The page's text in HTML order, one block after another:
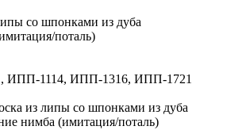
со шпонками из дуба
поталь)
ИПП-1114, ИПП-1316, ИПП-1721
из липы со шпонками из дуба
нимба (имитация/поталь)